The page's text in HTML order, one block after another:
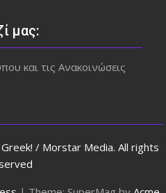
μας:
και τις Ανακοινώσεις
/ Morstar Media. All rights